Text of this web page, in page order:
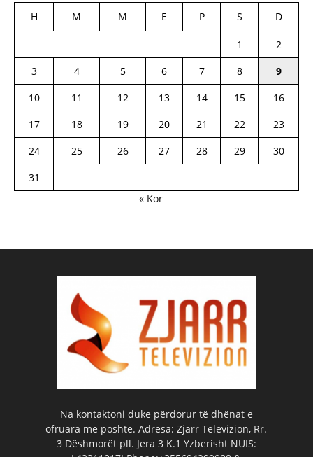
H M M E P S D
1
2
3
4 5 6 7 8
9
10
11 12 13 14 15
16
17
18 19 20 21 22
23
24
25 26 27 28 29
30
31
« Kor
Na kontaktoni duke përdorur të dhënat e
ofruara më poshtë. Adresa: Zjarr Televizion, Rr.
3 Dëshmorët pll. Jera 3 K.1 Yzberisht NUIS: